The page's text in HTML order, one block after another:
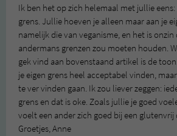
Ik ben het op zich helemaal met jullie
grens. Jullie hoeven je alleen maar aan je
namelijk die van veganisme, en het is onzin
andermans grenzen zou moeten houden.
gek vind aan bovenstaand artikel is de
je eigen grens heel acceptabel vinden,
te ver vinden gaan. Ik zou liever zeggen:
grens en dat is oke. Zoals jullie je goed
voelt een ander zich goed bij een glutenvrij
Groetjes, Anne